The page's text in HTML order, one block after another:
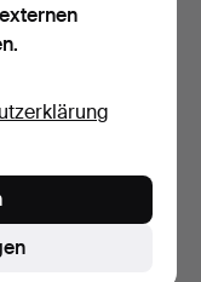
VAN FALENS (1683-
„Le Ch…